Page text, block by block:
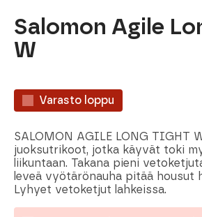
Salomon Agile
W
Varasto loppu
SALOMON AGILE LONG TIGHT
juoksutrikoot, jotka käyvät toki
liikuntaan. Takana pieni
leveä vyötärönauha pitää housut
Lyhyet vetoketjut lahkeissa.